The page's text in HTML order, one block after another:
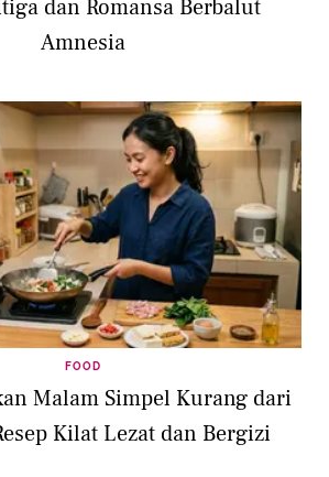
dan Romansa Berbalut
Amnesia
FOOD
Malam Simpel Kurang dari
Kilat Lezat dan Bergizi